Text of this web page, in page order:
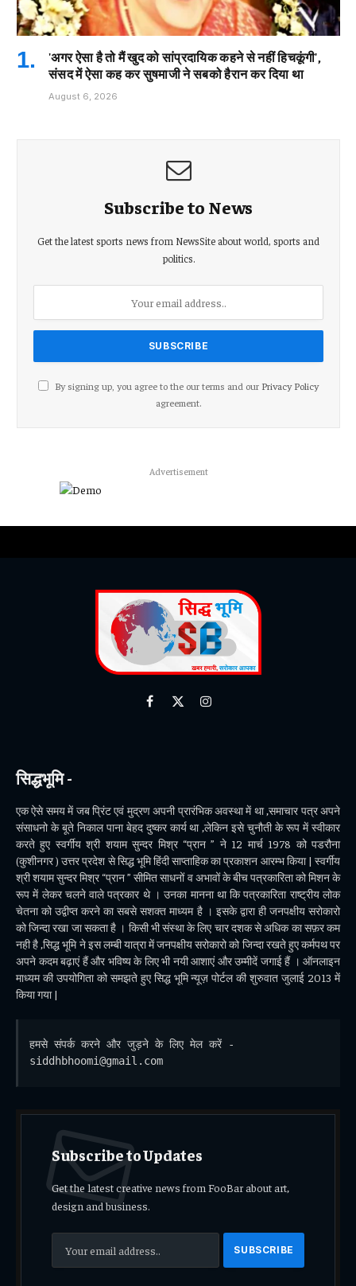
'अगर ऐसा है तो मैं खुद को सांप्रदायिक कहने से नहीं हिचकूंगी',
संसद में ऐसा कह कर सुषमाजी ने सबको हैरान कर दिया था
August 6, 2026
Subscribe to News
Get the latest sports news from NewsSite about world, sports and
politics.
By signing up, you agree to the our terms and our Privacy Policy
agreement.
Advertisement
Facebook
X
Instagram
सिद्धभूमि -
एक ऐसे समय में जब प्रिंट एवं मुद्रण अपनी प्रारंभिक अवस्था में था ,समाचार पत्र अपने
संसाधनो के बूते निकाल पाना बेहद दुष्कर कार्य था ,लेकिन इसे चुनौती के रूप में स्वीकार
करते हुए स्वर्गीय श्री शयाम सुन्दर मिश्र “प्रान ” ने 12 मार्च 1978 को पडरौना
(कुशीनगर ) उत्तर प्रदेश से सिद्ध भूमि हिंदी साप्ताहिक का प्रकाशन आरम्भ किया | स्वर्गीय
श्री शयाम सुन्दर मिश्र “प्रान ” सीमित साधनों व अभावों के बीच पत्रकारिता को मिशन के
रूप में लेकर चलने वाले पत्रकार थे । उनका मानना था कि पत्रकारिता राष्ट्रीय लोक
चेतना को उद्वीप्त करने का सबसे सशक्त माध्यम है । इसके द्वारा ही जनपक्षीय सरोकारो
को जिन्दा रखा जा सकता है । किसी भी संस्था के लिए चार दशक से अधिक का सफ़र कम
नही है ,सिद्ध भूमि ने इस लम्बी यात्रा में जनपक्षीय सरोकारो को जिन्दा रखते हुए कर्मपथ पर
अपने कदम बढ़ाएं हैं और भविष्य के लिए भी नयी आशाएं और उम्मीदें जगाई हैं । ऑनलाइन
माध्यम की उपयोगिता को समझते हुए सिद्ध भूमि न्यूज़ पोर्टल की शुरुवात जुलाई 2013 में
किया गया |
हमसे संपर्क करने और जुड़ने के लिए मेल करें -
siddhbhoomi@gmail.com
Subscribe to Updates
Get the latest creative news from FooBar about art,
design and business.